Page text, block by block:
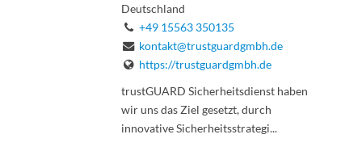
Deutschland
+49 15563 350135
kontakt@trustguardgmbh.de
https://trustguardgmbh.de
trustGUARD Sicherheitsdienst haben
wir uns das Ziel gesetzt, durch
innovative Sicherheitsstrategi...